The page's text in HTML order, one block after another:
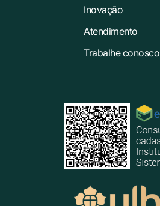
Inovação
Atendimento
Trabalhe conosco